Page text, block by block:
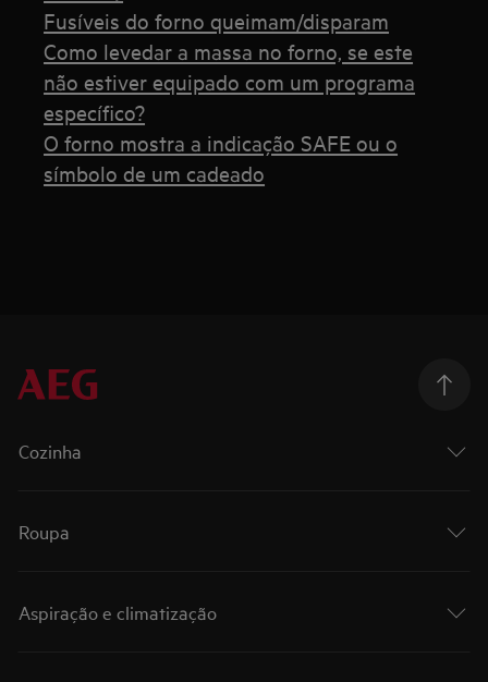
Fusíveis do forno queimam/disparam
Como levedar a massa no forno, se este
não estiver equipado com um programa
específico?
O forno mostra a indicação SAFE ou o
símbolo de um cadeado
Cozinha
Roupa
Aspiração e climatização